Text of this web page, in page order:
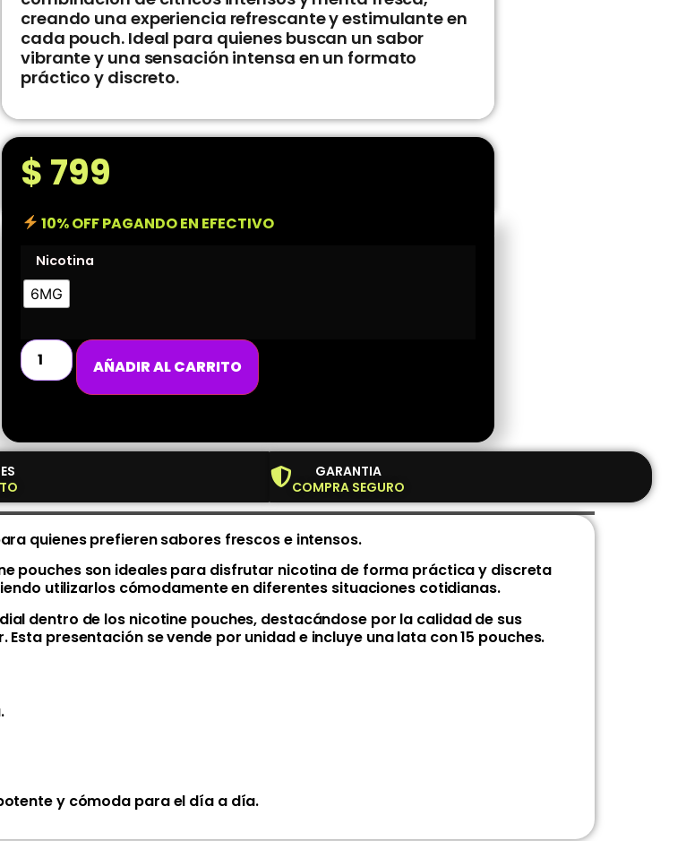
creando una experiencia refrescante y estimulante en
cada pouch. Ideal para quienes buscan un sabor
vibrante y una sensación intensa en un formato
práctico y discreto.
$ 799
10% OFF PAGANDO EN EFECTIVO
Nicotina
6MG
AÑADIR AL CARRITO
GARANTIA
COMPRA SEGURO
quienes prefieren sabores frescos e intensos.
pouches son ideales para disfrutar nicotina de forma práctica y discreta
utilizarlos cómodamente en diferentes situaciones cotidianas.
dentro de los nicotine pouches, destacándose por la calidad de sus
presentación se vende por unidad e incluye una lata con 15 pouches.
y cómoda para el día a día.